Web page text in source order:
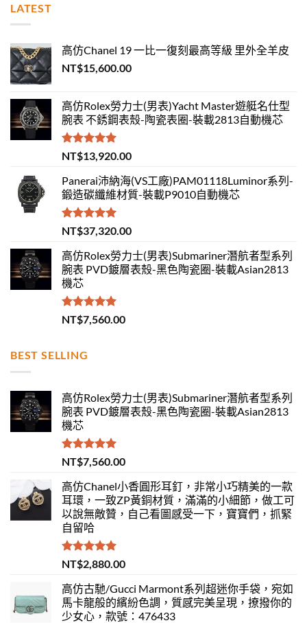
LATEST
高仿Chanel 19 一比一復刻最高等級 里外全羊皮
NT$15,600.00
高仿Rolex勞力士(男表)Yacht Master遊艇名仕型
腕表 不銹鋼表殼-陶瓷表圈-裝載2813自動機芯
評分5.00
滿分 5
NT$13,920.00
Panerai沛納海(VS工廠)PAM01118Luminor系列-
鍛造碳纖維材質-裝載P9010自動機芯
評分5.00
滿分 5
NT$37,320.00
高仿Rolex勞力士(男表)Submariner潛航者型系列
腕表 PVD鍍層表殼-黑色陶瓷圈-裝載Asian2813
機芯
評分 5.00
滿分 5
NT$7,560.00
BEST SELLING
高仿Rolex勞力士(男表)Submariner潛航者型系列
腕表 PVD鍍層表殼-黑色陶瓷圈-裝載Asian2813
機芯
評分 5.00
滿分 5
NT$7,560.00
高仿Chanel小香圓形耳釘，非常小巧精美的一款
耳環，一致ZP黃銅材質，滿滿的小細節，做工可
以說無敵贊，自己看圖感受一下，寶寶們，抓緊
自留哈
評分 5.00
滿分 5
NT$2,880.00
高仿古馳/Gucci Marmont系列超迷你手袋，宛如
馬卡龍般的繽紛色調，質感完美呈現，撩撥你的
少女心，款號：476433